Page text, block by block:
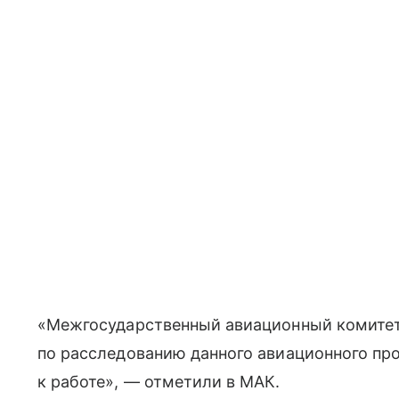
«Межгосударственный авиационный
по расследованию данного авиационного
к работе», — отметили в МАК.